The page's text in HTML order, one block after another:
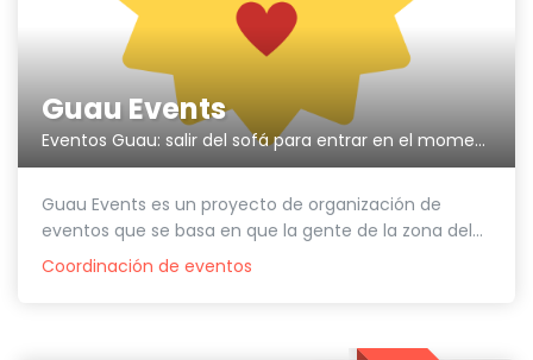
Guau Events
Eventos Guau: salir del sofá para entrar en el momento
Guau Events es un proyecto de organización de
eventos que se basa en que la gente de la zona del...
Coordinación de eventos